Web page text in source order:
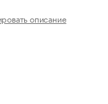
описание